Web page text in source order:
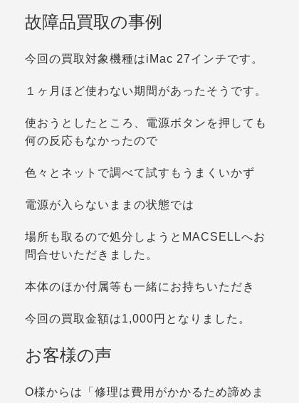
故障品買取の事例
今回の買取対象機種はiMac 27インチです。
１ヶ月ほど使わない期間があったそうです。
使おうとしたところ、電源ボタンを押しても
何の反応もなかったので
色々とネットで調べて試すもうまくいかず
電源が入らないままの状態では
場所も取るので処分しようとMACSELLへお
問合せいただきました。
本体のほか付属等も一緒にお持ちいただき
今回の買取金額は1,000円となりました。
お客様の声
O様からは「修理は費用がかかるため諦めま